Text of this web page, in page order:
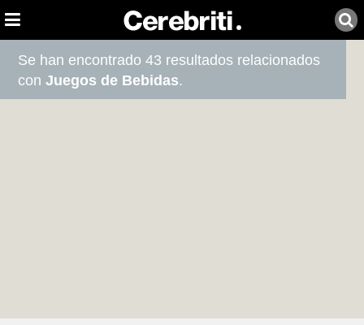
Se han encontrado 43 resultados relacionados
conJuegos de Bebidas.